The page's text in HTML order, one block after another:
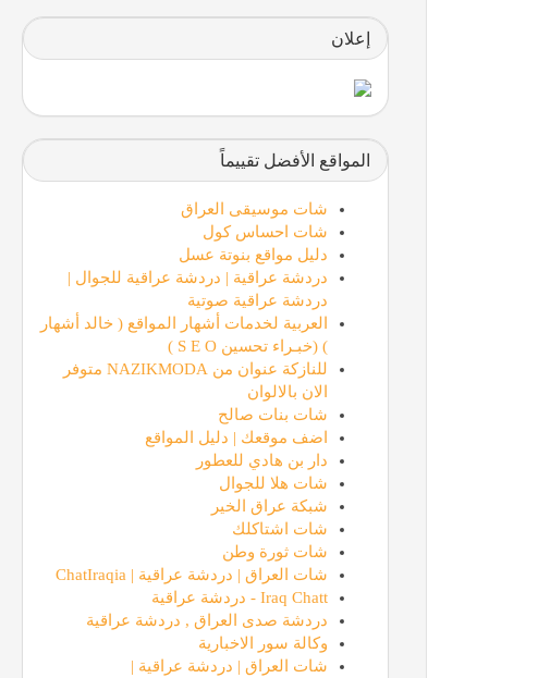
إعلان
المواقع الأفضل تقييماً
شات موسيقى العراق
شات احساس كول
دليل مواقع بنوتة عسل
دردشة عراقية | دردشة عراقية للجوال |
دردشة عراقية صوتية
العربية لخدمات أشهار المواقع ( خالد أشهار
) (خبـراء تحسين S E O )
للنازكة عنوان من NAZIKMODA متوفر
الان بالالوان
شات بنات صالح
اضف موقعك | دليل المواقع
دار بن هادي للعطور
شات هلا للجوال
شبكة عراق الخير
شات اشتاكلك
شات ثورة وطن
شات العراق | دردشة عراقية | ChatIraqia
Iraq Chatt - دردشة عراقية
دردشة صدى العراق , دردشة عراقية
وكالة سور الاخبارية
شات العراق | دردشة عراقية |